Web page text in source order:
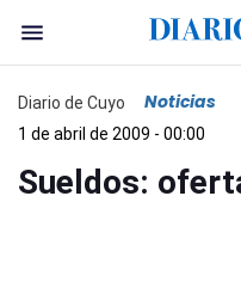
Diario de Cuyo Noticias
1 de abril de 2009 - 00:00
Sueldos: